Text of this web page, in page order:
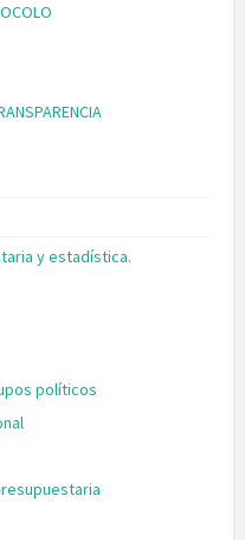
y estadística.
políticos